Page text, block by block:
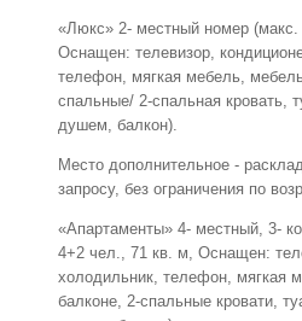
«Люкс» 2- местный номер
Оснащен: телевизор,
телефон, мягкая мебель,
спальные/ 2-спальная кровать,
душем, балкон).
Место дополнительное -
запросу, без ограничения по
«Апартаменты» 4- местный, 3-
4+2 чел., 71 кв. м, Оснащен:
холодильник, телефон, мягкая
балконе, 2-спальные кровати,